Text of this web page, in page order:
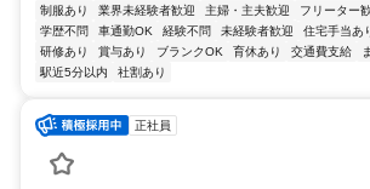
制服あり 業界未経験者歓迎 主婦・主夫歓迎 フリーター
学歴不問
車通勤OK 経験不問 未経験者歓迎 住宅手当あ
研修あり
賞与あり ブランクOK 育休あり 交通費支給
駅近5分以内
社割あり
正社員